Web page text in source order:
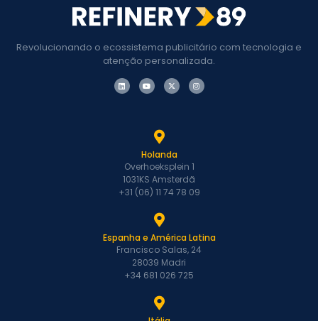
Revolucionando o ecossistema publicitário com tecnologia e
atenção personalizada.
Holanda
Overhoeksplein 1
1031KS Amsterdã
+31 (06) 11 74 78 09
Espanha e América Latina
Francisco Salas, 24
28039 Madri
+34 681 026 725